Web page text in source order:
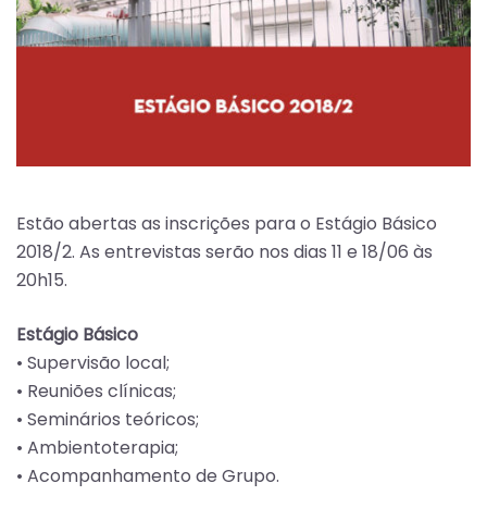
Estão abertas as inscrições para o Estágio Básico
2018/2. As entrevistas serão nos dias 11 e 18/06 às
20h15.
Estágio Básico
• Supervisão local;
• Reuniões clínicas;
• Seminários teóricos;
• Ambientoterapia;
• Acompanhamento de Grupo.